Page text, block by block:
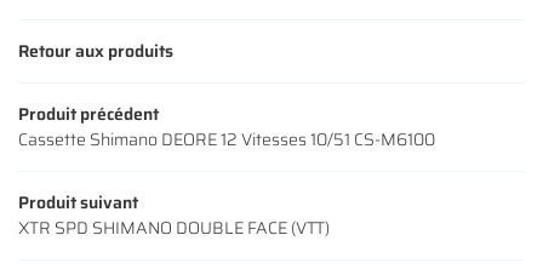
Retour aux produits
Produit précédent
Cassette Shimano DEORE 12 Vitesses 10/51 CS-M6100
Produit suivant
XTR SPD SHIMANO DOUBLE FACE (VTT)